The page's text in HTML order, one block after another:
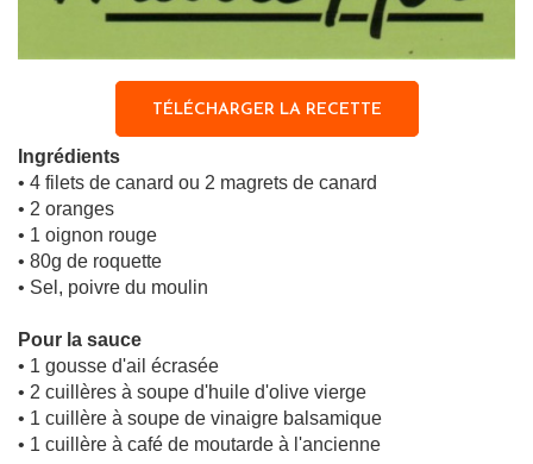
TÉLÉCHARGER LA RECETTE
Ingrédients
• 4 filets de canard ou 2 magrets de canard
• 2 oranges
• 1 oignon rouge
• 80g de roquette
• Sel, poivre du moulin
Pour la sauce
• 1 gousse d'ail écrasée
• 2 cuillères à soupe d'huile d'olive vierge
• 1 cuillère à soupe de vinaigre balsamique
• 1 cuillère à café de moutarde à l'ancienne